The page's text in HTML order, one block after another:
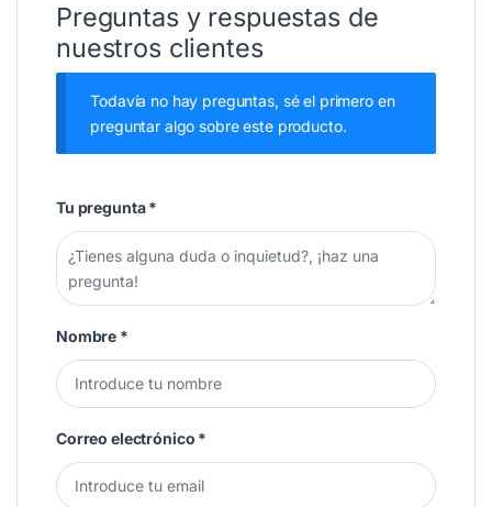
Preguntas y respuestas de
nuestros clientes
Todavía no hay preguntas, sé el primero en
preguntar algo sobre este producto.
Tu pregunta*
Nombre *
Correo electrónico *